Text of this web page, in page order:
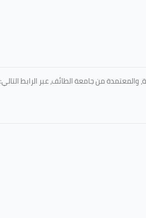
من جامعة الطائف، عبر الرابط التالي: